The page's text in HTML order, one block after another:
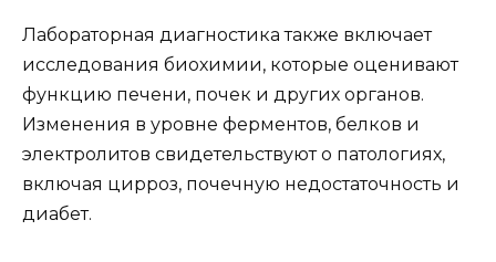
Лабораторная диагностика также включает
исследования биохимии, которые оценивают
функцию печени, почек и других органов.
Изменения в уровне ферментов, белков и
электролитов свидетельствуют о патологиях,
включая цирроз, почечную недостаточность и
диабет.